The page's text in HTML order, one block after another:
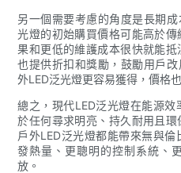
另一個需要考慮的角度是長期
光燈的初始購買價格可能高於
果和更低的維護成本很快就能
也提供折扣和獎勵，鼓勵用戶
外LED泛光燈更容易獲得，價格
總之，現代LED泛光燈在能源
於任何尋求明亮、持久耐用且
戶外LED泛光燈都能帶來無與
發熱量、更聰明的控制系統、
放。